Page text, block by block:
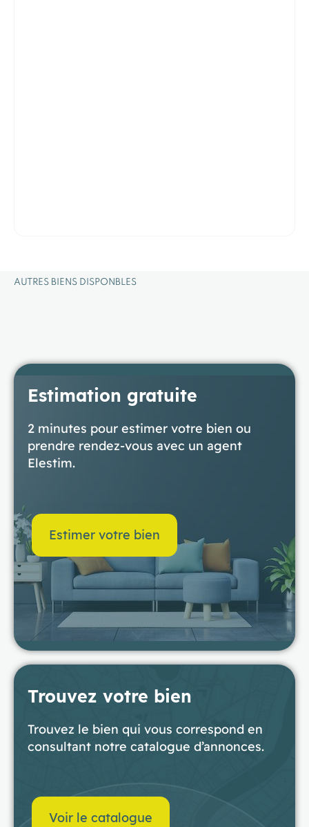
AUTRES BIENS DISPONBLES
Estimation gratuite
2 minutes pour estimer votre bien ou
prendre rendez-vous avec un agent
Elestim.
Estimer votre bien
Trouvez votre bien
Trouvez le bien qui vous correspond en
consultant notre catalogue d’annonces.
Voir le catalogue